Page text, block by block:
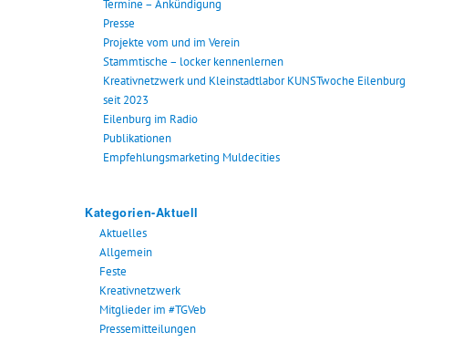
Termine – Ankündigung
Presse
Projekte vom und im Verein
Stammtische – locker kennenlernen
Kreativnetzwerk und Kleinstadtlabor KUNSTwoche Eilenburg
seit 2023
Eilenburg im Radio
Publikationen
Empfehlungsmarketing Muldecities
Kategorien-Aktuell
Aktuelles
Allgemein
Feste
Kreativnetzwerk
Mitglieder im #TGVeb
Pressemitteilungen